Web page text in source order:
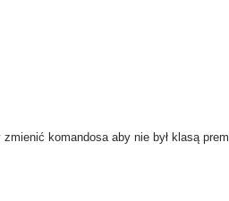
komandosa aby nie był klasą